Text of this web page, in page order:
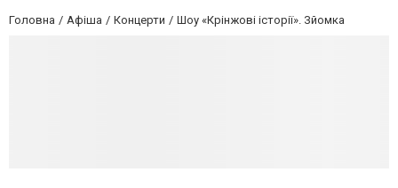
Головна Афіша Концерти Шоу «Крінжові історії». Зйомка